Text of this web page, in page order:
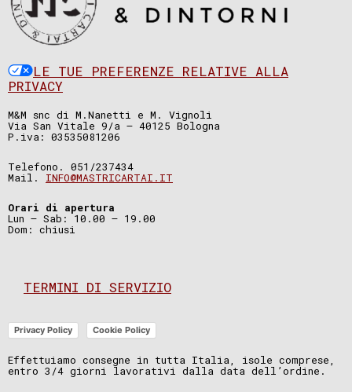
LE TUE PREFERENZE RELATIVE ALLA
PRIVACY
M&M snc di M.Nanetti e M. Vignoli
Via San Vitale 9/a – 40125 Bologna
P.iva: 03535081206
Telefono. 051/237434
Mail. INFO@MASTRICARTAI.IT
Orari di apertura
Lun – Sab: 10.00 – 19.00
Dom: chiusi
TERMINI DI SERVIZIO
Privacy Policy Cookie Policy
Effettuiamo consegne in tutta Italia, isole comprese,
entro 3/4 giorni lavorativi dalla data dell’ordine.